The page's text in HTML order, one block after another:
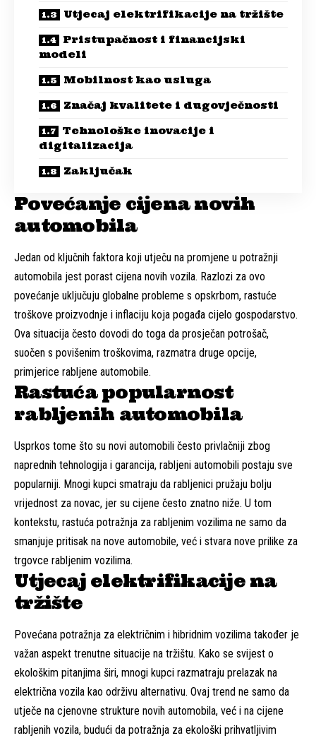
Utjecaj elektrifikacije na tržište
Pristupačnost i financijski
modeli
Mobilnost kao usluga
Značaj kvalitete i dugovječnosti
Tehnološke inovacije i
digitalizacija
Zaključak
Povećanje cijena novih
automobila
Jedan od ključnih faktora koji utječu na promjene u potražnji
automobila jest porast cijena novih vozila. Razlozi za ovo
povećanje uključuju globalne probleme s opskrbom, rastuće
troškove proizvodnje i inflaciju koja pogađa cijelo gospodarstvo.
Ova situacija često dovodi do toga da prosječan potrošač,
suočen s povišenim troškovima, razmatra druge opcije,
primjerice rabljene automobile.
Rastuća popularnost
rabljenih automobila
Usprkos tome što su novi automobili često privlačniji zbog
naprednih tehnologija i garancija, rabljeni automobili postaju sve
popularniji. Mnogi kupci smatraju da rabljenici pružaju bolju
vrijednost za novac, jer su cijene često znatno niže. U tom
kontekstu, rastuća potražnja za rabljenim vozilima ne samo da
smanjuje pritisak na nove automobile, već i stvara nove prilike za
trgovce rabljenim vozilima.
Utjecaj elektrifikacije na
tržište
Povećana potražnja za električnim i hibridnim vozilima također je
važan aspekt trenutne situacije na tržištu. Kako se svijest o
ekološkim pitanjima širi, mnogi kupci razmatraju prelazak na
električna vozila kao održivu alternativu. Ovaj trend ne samo da
utječe na cjenovne strukture novih automobila, već i na cijene
rabljenih vozila, budući da potražnja za ekološki prihvatljivim